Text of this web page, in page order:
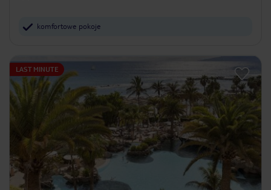
komfortowe pokoje
LAST MINUTE